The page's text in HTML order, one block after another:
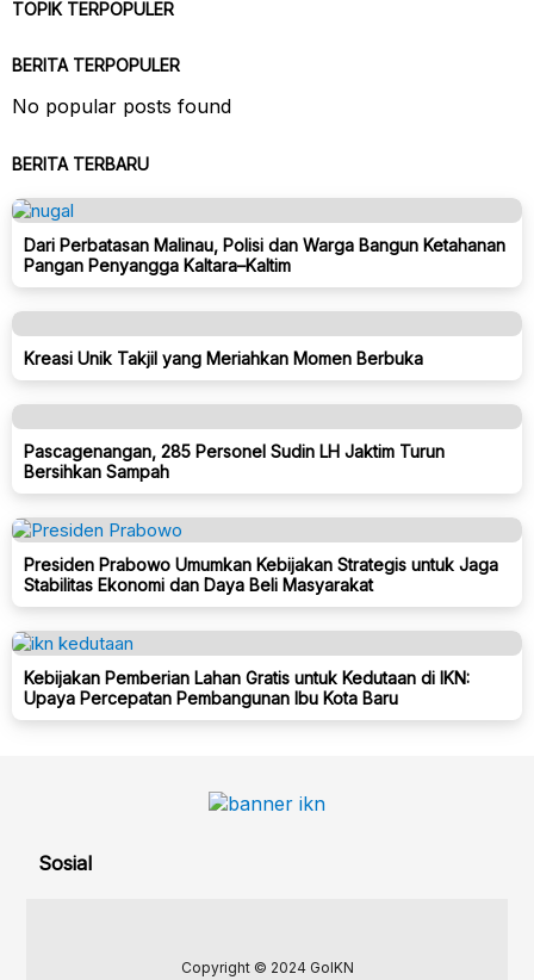
TOPIK TERPOPULER
BERITA TERPOPULER
No popular posts found
BERITA TERBARU
Dari Perbatasan Malinau, Polisi dan Warga Bangun Ketahanan
Pangan Penyangga Kaltara–Kaltim
Kreasi Unik Takjil yang Meriahkan Momen Berbuka
Pascagenangan, 285 Personel Sudin LH Jaktim Turun
Bersihkan Sampah
Presiden Prabowo Umumkan Kebijakan Strategis untuk Jaga
Stabilitas Ekonomi dan Daya Beli Masyarakat
Kebijakan Pemberian Lahan Gratis untuk Kedutaan di IKN:
Upaya Percepatan Pembangunan Ibu Kota Baru
Sosial
Copyright © 2024 GoIKN